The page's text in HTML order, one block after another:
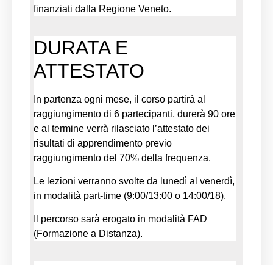
finanziati dalla Regione Veneto.
DURATA E
ATTESTATO
In partenza ogni mese, il corso partirà al
raggiungimento di 6 partecipanti, durerà 90 ore
e al termine verrà rilasciato l’attestato dei
risultati di apprendimento previo
raggiungimento del 70% della frequenza.
Le lezioni verranno svolte da lunedì al venerdì,
in modalità part-time (9:00/13:00 o 14:00/18).
Il percorso sarà erogato in modalità FAD
(Formazione a Distanza).